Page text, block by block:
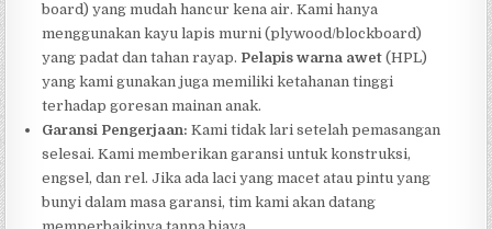
board) yang mudah hancur kena air. Kami hanya
menggunakan kayu lapis murni (plywood/blockboard)
yang padat dan tahan rayap. Pelapis warna awet (HPL)
yang kami gunakan juga memiliki ketahanan tinggi
terhadap goresan mainan anak.
Garansi Pengerjaan: Kami tidak lari setelah pemasangan
selesai. Kami memberikan garansi untuk konstruksi,
engsel, dan rel. Jika ada laci yang macet atau pintu yang
bunyi dalam masa garansi, tim kami akan datang